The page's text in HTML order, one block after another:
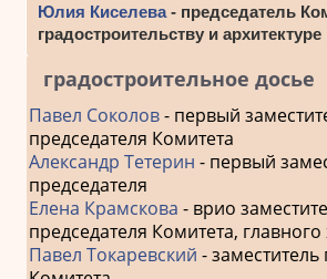
Юлия Киселева- председатель
градостроительству и архитектуре
градостроительное досье
Павел Соколов- первый
председателя Комитета
Александр Тетерин - первый
председателя
Елена Крамскова - врио
председателя Комитета,
Павел Токаревский - заместитель